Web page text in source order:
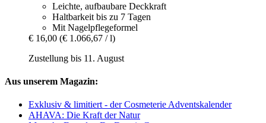
Leichte, aufbaubare Deckkraft
Haltbarkeit bis zu 7 Tagen
Mit Nagelpflegeformel
€ 16,00 (€ 1.066,67 / l)
Zustellung bis 11. August
Aus unserem Magazin:
Exklusiv & limitiert - der Cosmeterie Adventskalender
AHAVA: Die Kraft der Natur